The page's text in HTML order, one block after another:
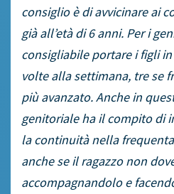
consiglio è di avvicinare ai
già all’età di 6 anni. Per i
consigliabile portare i figli
volte alla settimana, tre se
più avanzato. Anche in
genitoriale ha il compito di
la continuità nella
anche se il ragazzo non
accompagnandolo e